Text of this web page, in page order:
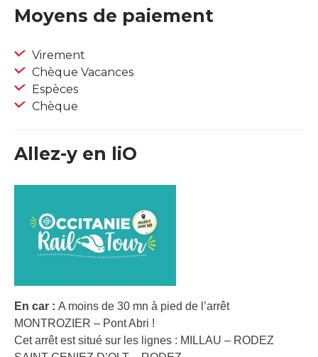
Moyens de paiement
Virement
Chèque Vacances
Espèces
Chèque
Allez-y en liO
En car : A moins de 30 mn à pied de l’arrêt
MONTROZIER – Pont Abri !
Cet arrêt est situé sur les lignes : MILLAU – RODEZ